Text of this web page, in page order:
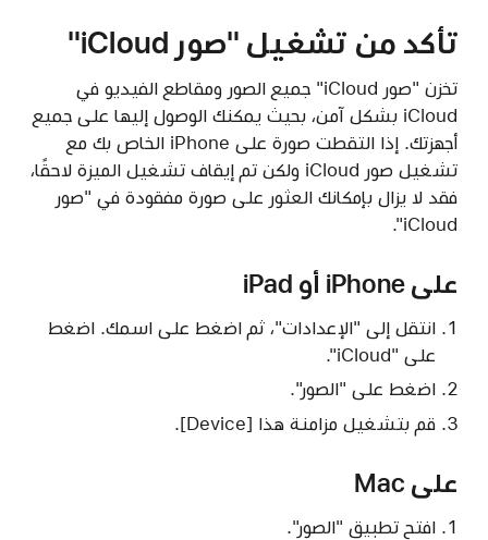
تأكد من تشغيل "صور iCloud"
تخزن "صور iCloud" جميع الصور ومقاطع الفيديو في
iCloud بشكل آمن، بحيث يمكنك الوصول إليها على جميع
أجهزتك. إذا التقطت صورة على iPhone الخاص بك مع
تشغيل صور iCloud ولكن تم إيقاف تشغيل الميزة لاحقًا،
فقد لا يزال بإمكانك العثور على صورة مفقودة في "صور
iCloud".
على iPhone أو iPad
انتقل إلى "الإعدادات"، ثم اضغط على اسمك. اضغط
على "iCloud".
اضغط على "الصور".
قم بتشغيل مزامنة هذا [Device].
على Mac
افتح تطبيق "الصور".